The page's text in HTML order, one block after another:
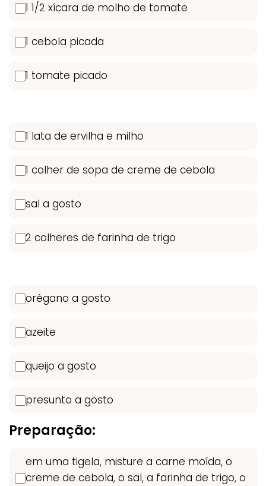
1 1/2 xícara de molho de tomate
1 cebola picada
1 tomate picado
1 lata de ervilha e milho
1 colher de sopa de creme de cebola
sal a gosto
2 colheres de farinha de trigo
orégano a gosto
azeite
queijo a gosto
presunto a gosto
Preparação:
em uma tigela, misture a carne moída, o
creme de cebola, o sal, a farinha de trigo, o